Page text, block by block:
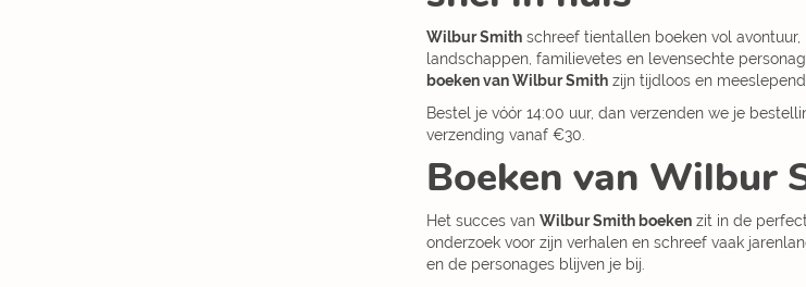
Wilbur Smith schreef tientallen boeken vol
landschappen, familievetes en levensechte
boeken van Wilbur Smith zijn tijdloos en
Bestel je vóór 14:00 uur, dan verzenden we je
verzending vanaf €30.
Boeken van Wilbur
Het succes van Wilbur Smith boeken zit in de
onderzoek voor zijn verhalen en schreef vaak
en de personages blijven je bij.